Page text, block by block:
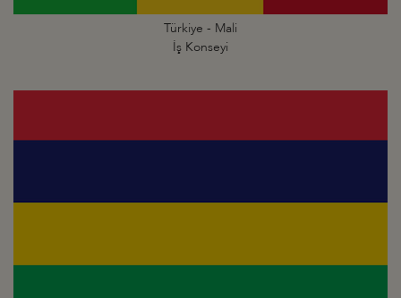
Türkiye - Mali
İş Konseyi